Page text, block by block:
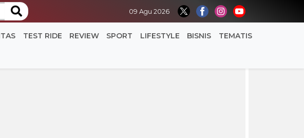
09 Agu 2026
TEST RIDE REVIEW SPORT LIFESTYLE BISNIS TEMATIS